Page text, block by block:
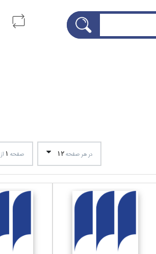
در هر صفحه12 صفحه 1 از